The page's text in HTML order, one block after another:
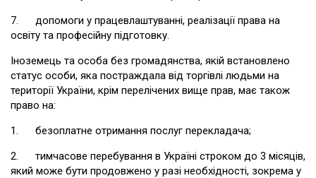
7. допомоги у працевлаштуванні, реалізації права на
освіту та професійну підготовку.
Іноземець та особа без громадянства, якій встановлено
статус особи, яка постраждала від торгівлі людьми на
території України, крім перелічених вище прав, має також
право на:
1. безоплатне отримання послуг перекладача;
2. тимчасове перебування в Україні строком до 3 місяців,
який може бути продовжено у разі необхідності, зокрема у